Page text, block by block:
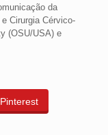
da
Cirurgia Cérvico-
(OSU/USA) e
Pinterest